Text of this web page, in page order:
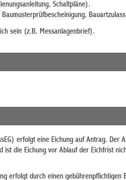
Schaltpläne).
sein (z.B. Messanlagenbrief).
erfolgt eine Eichung auf Antrag. Der
die Eichung vor Ablauf der Eichfrist
erfolgt durch einen gebührenpflichtigen